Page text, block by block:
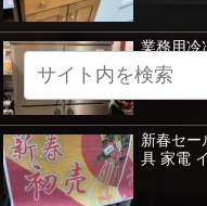
業務用冷
紹介 暖
新春セー
具 家電